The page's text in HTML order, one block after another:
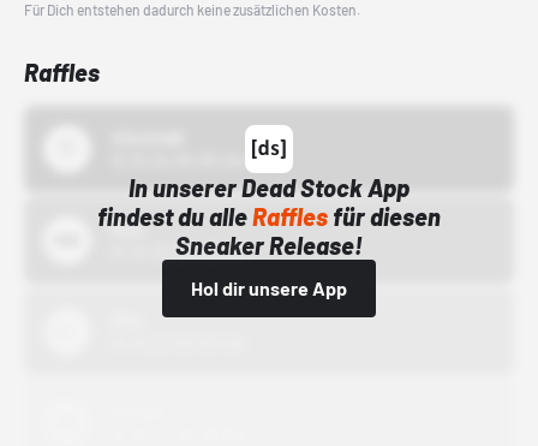
Für Dich entstehen dadurch keine zusätzlichen Kosten.
Raffles
In unserer Dead Stock App
findest du alleRafflesfür diesen
Sneaker Release!
Hol dir unsere App
Bstn
01.10.22 00:00 Uhr